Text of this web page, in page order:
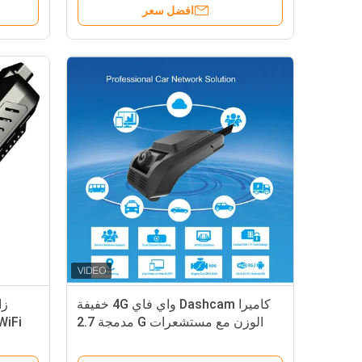
افضل سعر
كاميرا Dashcam واي فاي 4G خفيفة
الوزن مع مستشعرات G مدمجة 2.7
كاميرا الجسم ضابط الشرطة يمكن